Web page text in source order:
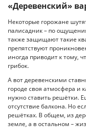
«Деревенский»
Некоторые горожане
палисадник – по
также защищают такие
препятствуют
иногда приводит к тому,
грибок.
А вот деревенскими
городе своя атмосфера и
нужно ставить решётки.
отсутствие балкона. Но
решётках. В общем, из
земле, а в остальном –